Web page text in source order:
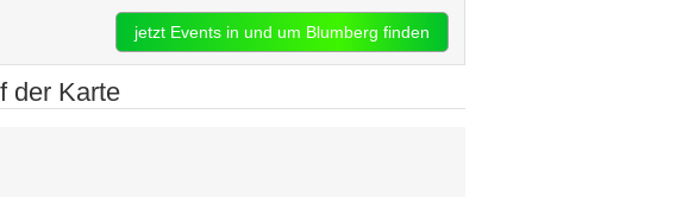
jetzt Events in und um Blumberg finden
der Karte